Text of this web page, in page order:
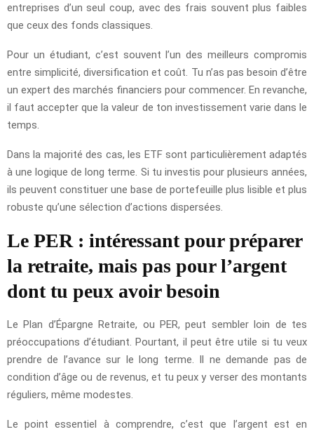
entreprises d’un seul coup, avec des frais souvent plus faibles
que ceux des fonds classiques.
Pour un étudiant, c’est souvent l’un des meilleurs compromis
entre simplicité, diversification et coût. Tu n’as pas besoin d’être
un expert des marchés financiers pour commencer. En revanche,
il faut accepter que la valeur de ton investissement varie dans le
temps.
Dans la majorité des cas, les ETF sont particulièrement adaptés
à une logique de long terme. Si tu investis pour plusieurs années,
ils peuvent constituer une base de portefeuille plus lisible et plus
robuste qu’une sélection d’actions dispersées.
Le PER : intéressant pour préparer
la retraite, mais pas pour l’argent
dont tu peux avoir besoin
Le Plan d’Épargne Retraite, ou PER, peut sembler loin de tes
préoccupations d’étudiant. Pourtant, il peut être utile si tu veux
prendre de l’avance sur le long terme. Il ne demande pas de
condition d’âge ou de revenus, et tu peux y verser des montants
réguliers, même modestes.
Le point essentiel à comprendre, c’est que l’argent est en